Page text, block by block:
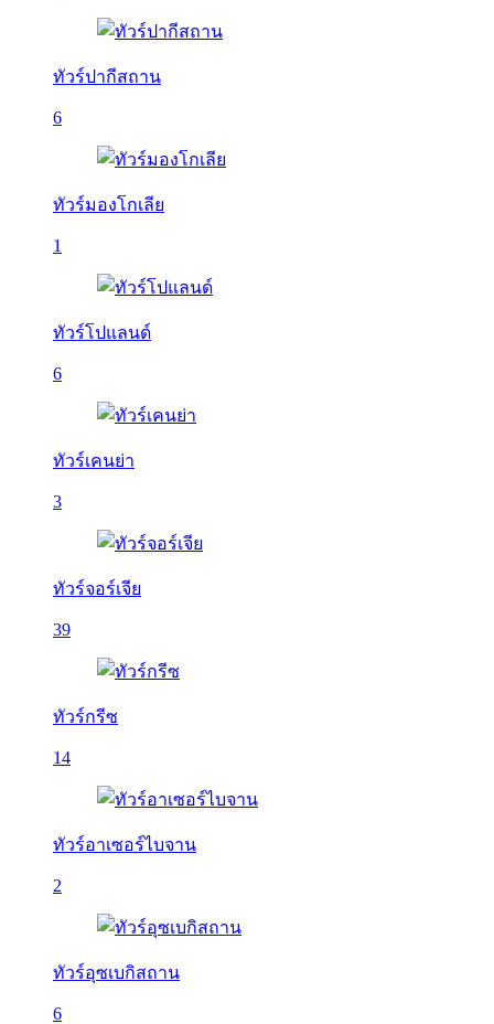
ทัวร์ปากีสถาน
6
ทัวร์มองโกเลีย
1
ทัวร์โปแลนด์
6
ทัวร์เคนย่า
3
ทัวร์จอร์เจีย
39
ทัวร์กรีซ
14
ทัวร์อาเซอร์ไบจาน
2
ทัวร์อุซเบกิสถาน
6